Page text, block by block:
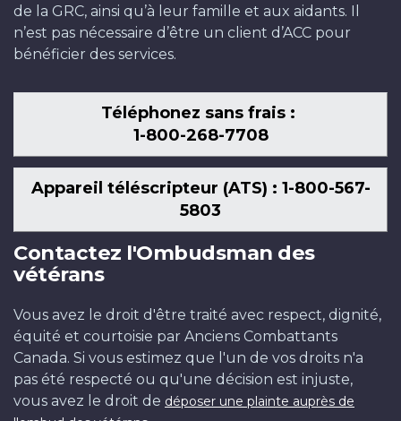
de la GRC, ainsi qu’à leur famille et aux aidants. Il
n’est pas nécessaire d’être un client d’ACC pour
bénéficier des services.
Téléphonez sans frais :
1-800-268-7708
Appareil téléscripteur (ATS) : 1-800-567-
5803
Contactez l'Ombudsman des
vétérans
Vous avez le droit d'être traité avec respect, dignité,
équité et courtoisie par Anciens Combattants
Canada. Si vous estimez que l'un de vos droits n'a
pas été respecté ou qu'une décision est injuste,
vous avez le droit de déposer une plainte auprès de